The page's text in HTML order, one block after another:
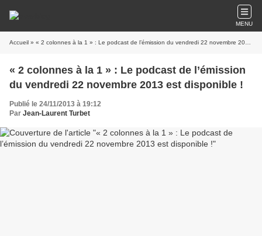
MENU
Accueil » « 2 colonnes à la 1 » : Le podcast de l’émission du vendredi 22 novembre 2013 est disponible !
« 2 colonnes à la 1 » : Le podcast de l’émission
du vendredi 22 novembre 2013 est disponible !
Publié le 24/11/2013 à 19:12
Par Jean-Laurent Turbet